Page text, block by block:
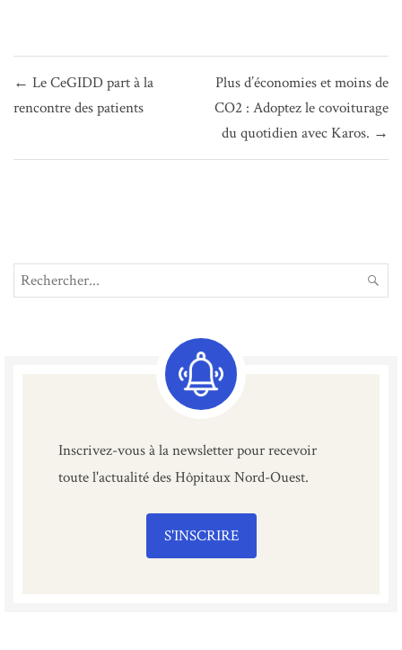
de
l’article
← Le CeGIDD part à la
rencontre des patients
Plus d’économies et moins de
CO2 : Adoptez le covoiturage
du quotidien avec Karos. →
Search
for:
Inscrivez-vous à la newsletter pour recevoir
toute l'actualité des Hôpitaux Nord-Ouest.
S'INSCRIRE